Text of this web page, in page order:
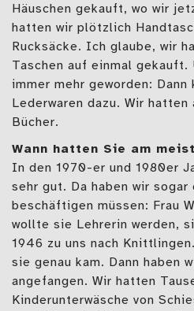
Häuschen gekauft, wo wir
hatten wir plötzlich
Rucksäcke. Ich glaube, wir
Taschen auf einmal
immer mehr geworden:
Lederwaren dazu. Wir hatten
Bücher.
Wann hatten Sie am
In den 1970-er und 1980er
sehr gut. Da haben wir sogar
beschäftigen müssen: Frau
wollte sie Lehrerin werden,
1946 zu uns nach
sie genau kam. Dann haben
angefangen. Wir hatten
Kinderunterwäsche von